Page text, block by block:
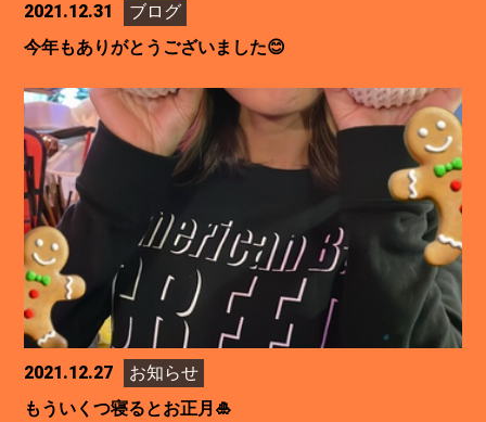
2021.12.31
ブログ
今年もありがとうございました😊
2021.12.27
お知らせ
もういくつ寝るとお正月🎍